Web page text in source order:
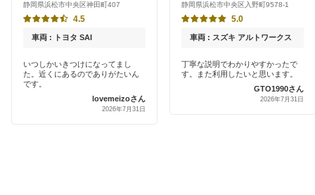
クレジットカードOK
土日祝OK
代車あり
JOYCAL（ジョイカル）
コスモの車検
静岡県浜松市中央区神田町407
4.5
車両 : トヨタ SAI
いつしかいきつけになってまし
た。近くにあるのでありがたいん
です。
lovemeizoさん
2026年7月31日
静岡県浜松市中央区入野町9578-1
5.0
車両 : スズキ アルトワークス
丁寧な説明でわかりやすかったで
す。また利用したいと思います。
GTO1990さん
2026年7月31日